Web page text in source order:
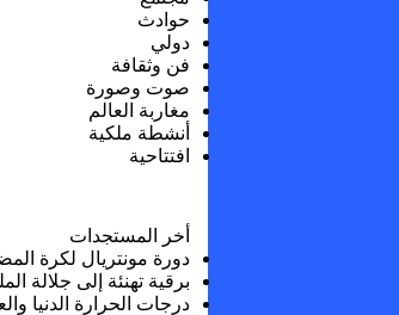
حوادث
دولي
فن وثقافة
صوت وصورة
مغاربة العالم
أنشطة ملكية
افتتاحية
أخر المستجدات
دورة مونتريال لكرة
برقية تهنئة إلى جلالة
درجات الحرارة الدنيا